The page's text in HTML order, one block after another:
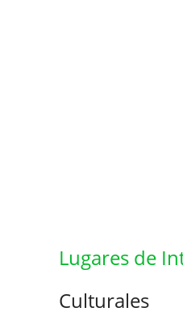
Lugares de
Culturales